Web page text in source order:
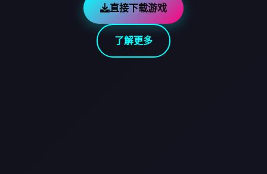
直接下载游戏
了解更多